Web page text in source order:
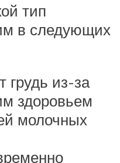
тип
в следующих
грудь из-за
здоровьем
молочных